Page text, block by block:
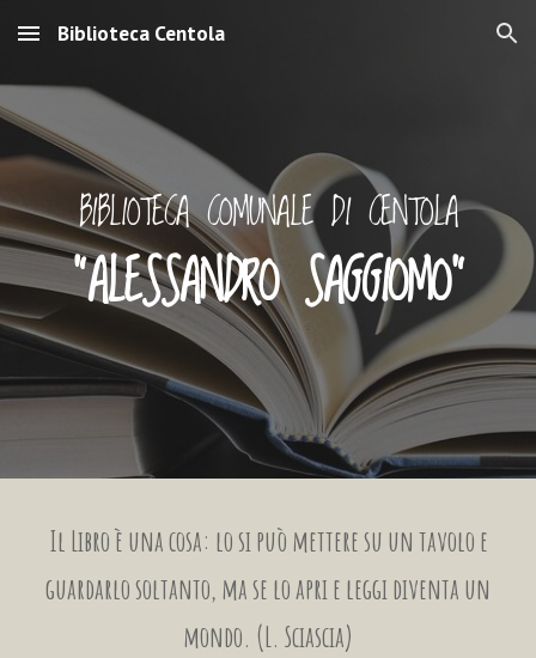
Skip to main content Skip to navigation
Biblioteca Centola
BIBLIOTECA COMUNALE DI CENTOLA
"ALESSANDRO SAGGIOMO"
Il Libro è una cosa: lo si può mettere su un tavolo e
guardarlo soltanto, ma se lo apri e leggi diventa un
mondo. (L. Sciascia)